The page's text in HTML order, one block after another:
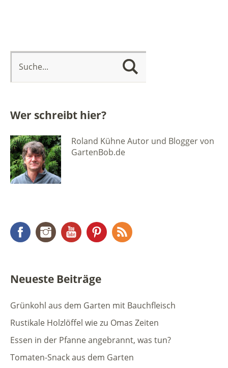
Wer schreibt hier?
Roland Kühne Autor und Blogger von
GartenBob.de
FacebookInstagramYouTubePinterest
Neueste Beiträge
Grünkohl aus dem Garten mit Bauchfleisch
Rustikale Holzlöffel wie zu Omas Zeiten
Essen in der Pfanne angebrannt, was tun?
Tomaten-Snack aus dem Garten